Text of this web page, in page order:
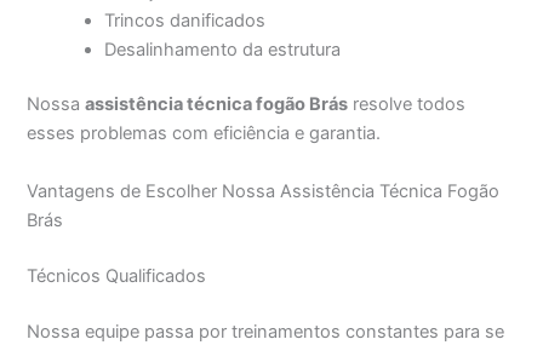
Trincos danificados
Desalinhamento da estrutura
Nossaassistência técnica fogão Brás resolve todos
esses problemas com eficiência e garantia.
Vantagens de Escolher Nossa Assistência Técnica Fogão
Brás
Técnicos Qualificados
Nossa equipe passa por treinamentos constantes para se